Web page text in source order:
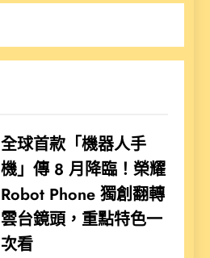
全球首款「機器人手
機」傳 8 月降臨！榮耀
Robot Phone 獨創翻轉
雲台鏡頭，重點特色一
次看